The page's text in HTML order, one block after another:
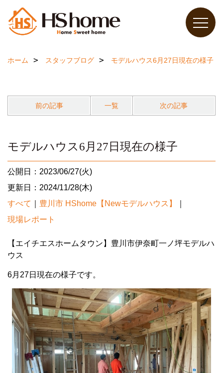
ホーム スタッフブログ モデルハウス6月27日現在の様子
前の記事 一覧 次の記事
モデルハウス6月27日現在の様子
公開日：2023/06/27(火)
更新日：2024/11/28(木)
すべて
豊川市 HShome【Newモデルハウス】
現場レポート
【エイチエスホームタウン】豊川市伊奈町一ノ坪モデルハ
ウス
6月27日現在の様子です。